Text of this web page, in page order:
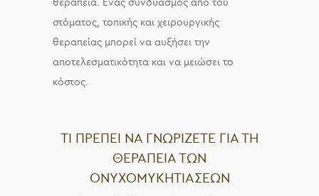
θεραπεία. Ένας συνδυασμός από του
στόματος, τοπικής και χειρουργικής
θεραπείας μπορεί να αυξήσει την
αποτελεσματικότητα και να μειώσει το
κόστος.
ΤΙ ΠΡΕΠΕΙ ΝΑ ΓΝΩΡΙΖΕΤΕ ΓΙΑ ΤΗ
ΘΕΡΑΠΕΙΑ ΤΩΝ
ΟΝΥΧΟΜΥΚΗΤΙΑΣΕΩΝ